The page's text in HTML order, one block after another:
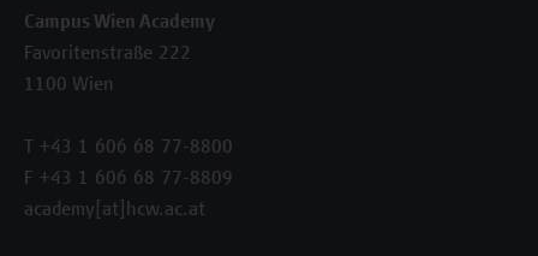
Campus Wien Academy
Favoritenstraße 222
1100 Wien
T +43 1 606 68 77-8800
F +43 1 606 68 77-8809
academy[at]hcw.ac.at